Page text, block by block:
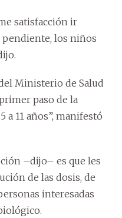
satisfacción ir
los niños
Ministerio de Salud
paso de la
a 11 años”, manifestó
–dijo– es que les
de las dosis, de
interesadas